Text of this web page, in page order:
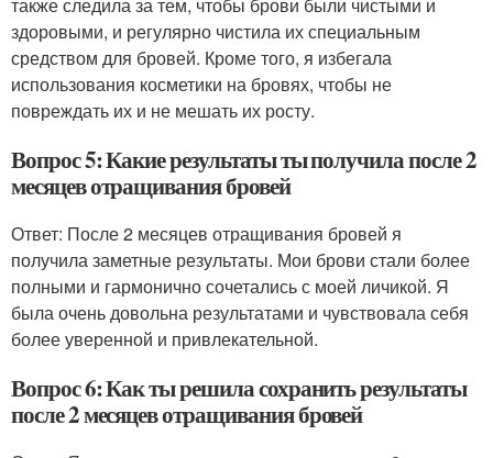
здоровыми, и регулярно чистила их специальным
средством для бровей. Кроме того, я избегала
использования косметики на бровях, чтобы не
повреждать их и не мешать их росту.
Вопрос 5: Какие результаты ты получила после 2
месяцев отращивания бровей
Ответ: После 2 месяцев отращивания бровей я
получила заметные результаты. Мои брови стали более
полными и гармонично сочетались с моей личикой. Я
была очень довольна результатами и чувствовала себя
более уверенной и привлекательной.
Вопрос 6: Как ты решила сохранить результаты
после 2 месяцев отращивания бровей